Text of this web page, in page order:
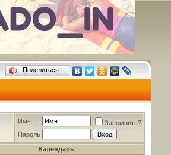
Поделиться…
Имя
Запомнить?
Пароль
Календарь